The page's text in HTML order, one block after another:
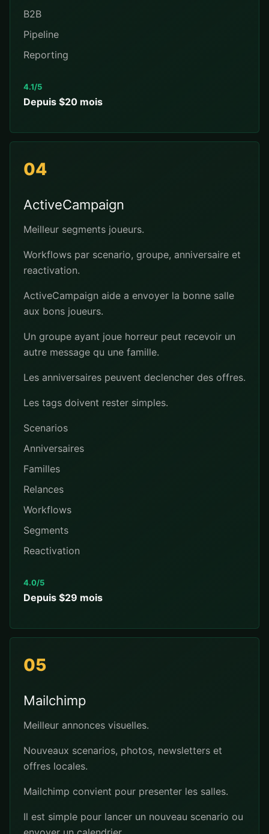
B2B
Pipeline
Reporting
4.1/5
Depuis $20 mois
04
ActiveCampaign
Meilleur segments joueurs.
Workflows par scenario, groupe, anniversaire et
reactivation.
ActiveCampaign aide a envoyer la bonne salle
aux bons joueurs.
Un groupe ayant joue horreur peut recevoir un
autre message qu une famille.
Les anniversaires peuvent declencher des offres.
Les tags doivent rester simples.
Scenarios
Anniversaires
Familles
Relances
Workflows
Segments
Reactivation
4.0/5
Depuis $29 mois
05
Mailchimp
Meilleur annonces visuelles.
Nouveaux scenarios, photos, newsletters et
offres locales.
Mailchimp convient pour presenter les salles.
Il est simple pour lancer un nouveau scenario ou